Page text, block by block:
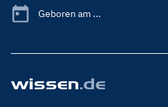
Geboren am ...